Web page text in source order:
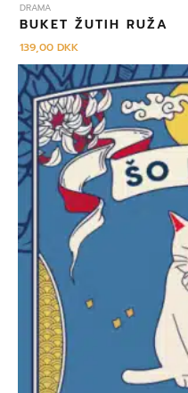
DRAMA
BUKET ŽUTIH RUŽA
139,00DKK